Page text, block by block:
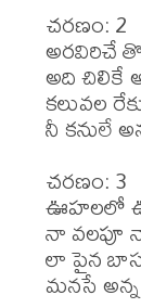
చరణం: 2
అరవిరిచే
అది చిలికే
కలువల
నీ కనులే
చరణం: 3
ఊహలలో
నా వలపూ
లా పైన
మనసే